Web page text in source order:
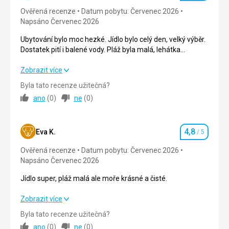
Služby
Super
Ověřená recenze
Datum pobytu: Červenec 2026
Napsáno Červenec 2026
Ubytování bylo moc hezké. Jídlo bylo celý den, velký výběr.
Dostatek pití i balené vody. Pláž byla malá, lehátka
Ubytování bylo moc hezké. Jídlo bylo celý den, velký výběr.
Dostatek pití i balené vody. Pláž byla malá, lehátka
nestačila pro všechny hosty. To samé bylo u bazénu..
Ubytování 5,0/ 5
Okolí
Zobrazit více
Byla tato recenze užitečná?
ano (0) ne (0)
Eva K. Hodnocení
4,8 / 5
Ověřená recenze
Datum pobytu: Červenec 2026
Napsáno Červenec 2026
Jídlo super, pláž malá ale moře krásné a čisté.
Jídlo super, pláž malá ale moře krásné a čisté.
Strava
Zobrazit více
Byla tato recenze užitečná?
ano (0) ne (0)